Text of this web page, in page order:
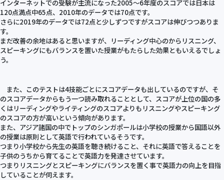
インターネットでの受験が主流になった2005～6年度のスコアでは日本は
120点満点中65点、2010年のデータでは70点です。
さらに2019年のデータでは72点と少しずつですがスコアは伸びつつありま
す。
まだ改善の余地はあると思いますが、リーディング中心のからリスニング、
スピーキングにもバランスを置いた授業がもたらした効果ともいえるでしょ
う。
また、このテストは4技能ごとにスコアデータも出しているのですが、そ
のスコアデータからもう一つ読み取れることとして、スコアが上位の国の多
くはリーディングやライティングのスコアよりもリスニングやスピーキング
のスコアの方が高いという傾向があります。
また、アジア諸国の中でトップのシンガポールは小学校の授業から国語以外
の授業は原則として英語で行われているそうです。
つまり小学校から先生の英語を聴き続けること、それに英語で答えることを
子供のうちから育てることで英語力を発達させています。
つまりリスニングとスピーキングにバランスを置く事で英語力の向上を目指
していることが伺えます。